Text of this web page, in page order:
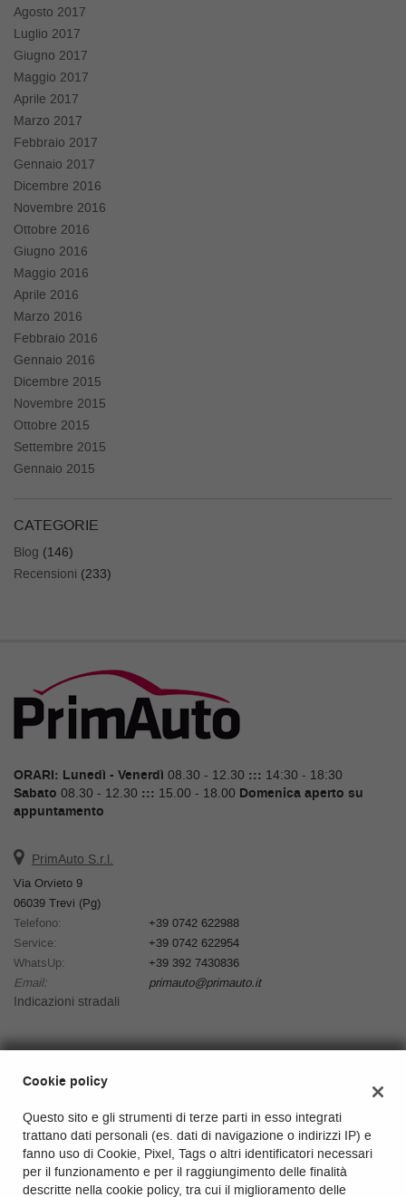
Agosto 2017
Luglio 2017
Giugno 2017
Maggio 2017
Aprile 2017
Marzo 2017
Febbraio 2017
Gennaio 2017
Dicembre 2016
Novembre 2016
Ottobre 2016
Giugno 2016
Maggio 2016
Aprile 2016
Marzo 2016
Febbraio 2016
Gennaio 2016
Dicembre 2015
Novembre 2015
Ottobre 2015
Settembre 2015
Gennaio 2015
CATEGORIE
Blog (146)
Recensioni (233)
ORARI: Lunedì - Venerdì 08.30 - 12.30 ::: 14:30 - 18:30
Sabato 08.30 - 12.30 ::: 15.00 - 18.00 Domenica aperto su
appuntamento
PrimAuto S.r.l.
Via Orvieto 9
06039 Trevi (Pg)
Telefono:
+39 0742 622988
Service:
+39 0742 622954
WhatsUp:
+39 392 7430836
Email:
primauto@primauto.it
Indicazioni stradali
PrimAuto S.r.l.
C.F/P.IVA:03337100543
Registro delle imprese:
Perugia
REA: PG-281722
Capitale sociale: €33.500 i.v.
Cookie policy
Questo sito e gli strumenti di terze parti in esso integrati
trattano dati personali (es. dati di navigazione o indirizzi IP) e
fanno uso di Cookie, Pixel, Tags o altri identificatori necessari
per il funzionamento e per il raggiungimento delle finalità
descritte nella cookie policy, tra cui il miglioramento delle